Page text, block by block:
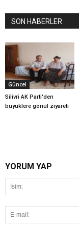
SON HABERLER
Güncel
Silivri AK Parti'den
büyüklere gönül ziyareti
YORUM YAP